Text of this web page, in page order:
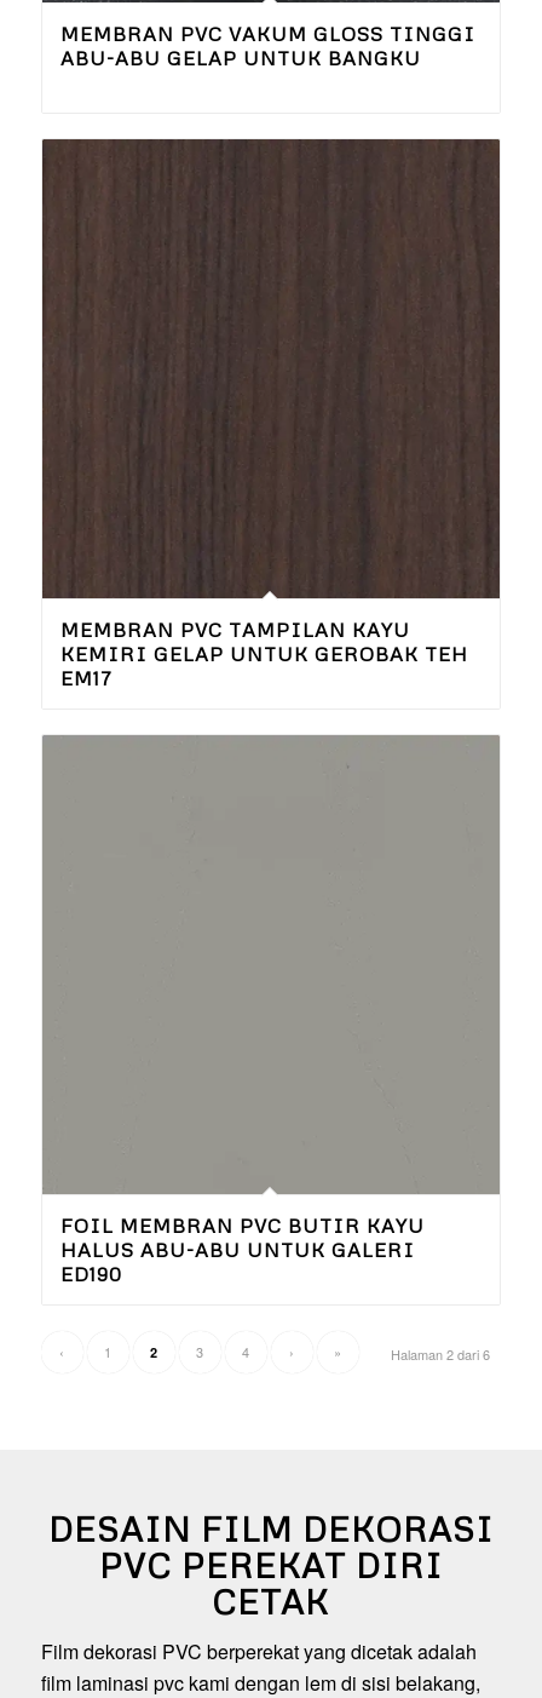
MEMBRAN PVC VAKUM GLOSS TINGGI
ABU-ABU GELAP UNTUK BANGKU
MEMBRAN PVC TAMPILAN KAYU
KEMIRI GELAP UNTUK GEROBAK TEH
EM17
FOIL MEMBRAN PVC BUTIR KAYU
HALUS ABU-ABU UNTUK GALERI
ED190
Halaman 2 dari 6
‹ 1 2 3 4 › »
DESAIN FILM DEKORASI
PVC PEREKAT DIRI
CETAK
Film dekorasi PVC berperekat yang dicetak adalah
film laminasi pvc kami dengan lem di sisi belakang,